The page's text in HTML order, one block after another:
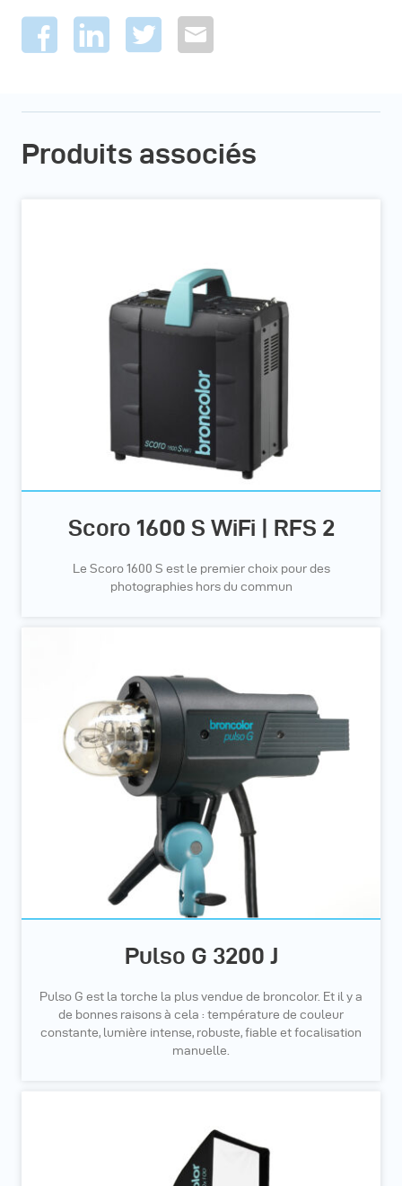
Produits associés
Scoro 1600 S WiFi | RFS 2
Le Scoro 1600 S est le premier choix pour des
photographies hors du commun
Pulso G 3200 J
Pulso G est la torche la plus vendue de broncolor. Et il y a
de bonnes raisons à cela : température de couleur
constante, lumière intense, robuste, fiable et focalisation
manuelle.